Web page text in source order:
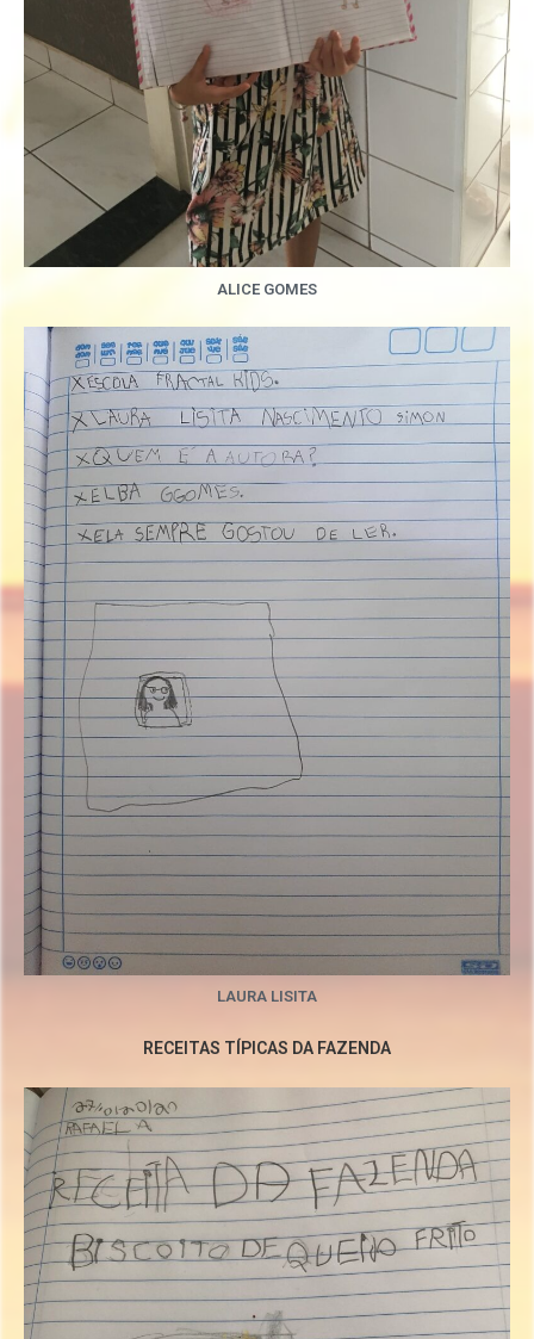
ALICE GOMES
LAURA LISITA
RECEITAS TÍPICAS DA FAZENDA